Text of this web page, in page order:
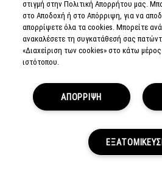
από τους
ΑΝΑΚΑΛΥΨΕ ΤΑ
LIVE CHAT
ΧΡΕΙΑΖΕΣΑΙ
ΣΤΕΙΛΕ EMAIL ΣΤΗ
στιγμή στην Πολιτική Απορρήτου μας.
στο Αποδοχή ή στο Απόρριψη, για να
απορρίψετε όλα τα cookies. Μπορείτε
ανακαλέσετε τη συγκατάθεσή σας
«Διαχείριση των cookies» στο κάτω
ιστότοπου.
ΑΠΟΡΡΙΨΗ